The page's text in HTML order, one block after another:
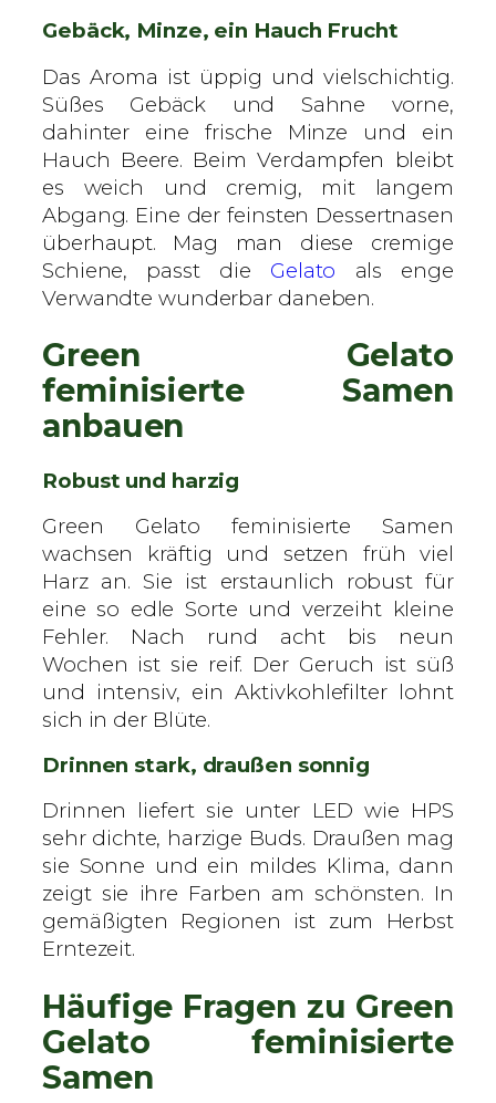
Gebäck, Minze, ein Hauch Frucht
Das Aroma ist üppig und vielschichtig.
Süßes Gebäck und Sahne vorne,
dahinter eine frische Minze und ein
Hauch Beere. Beim Verdampfen bleibt
es weich und cremig, mit langem
Abgang. Eine der feinsten Dessertnasen
überhaupt. Mag man diese cremige
Schiene, passt die Gelato als enge
Verwandte wunderbar daneben.
Green Gelato
feminisierte Samen
anbauen
Robust und harzig
Green Gelato feminisierte Samen
wachsen kräftig und setzen früh viel
Harz an. Sie ist erstaunlich robust für
eine so edle Sorte und verzeiht kleine
Fehler. Nach rund acht bis neun
Wochen ist sie reif. Der Geruch ist süß
und intensiv, ein Aktivkohlefilter lohnt
sich in der Blüte.
Drinnen stark, draußen sonnig
Drinnen liefert sie unter LED wie HPS
sehr dichte, harzige Buds. Draußen mag
sie Sonne und ein mildes Klima, dann
zeigt sie ihre Farben am schönsten. In
gemäßigten Regionen ist zum Herbst
Erntezeit.
Häufige Fragen zu Green
Gelato feminisierte
Samen